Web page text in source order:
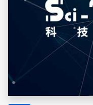
大鵬灣在